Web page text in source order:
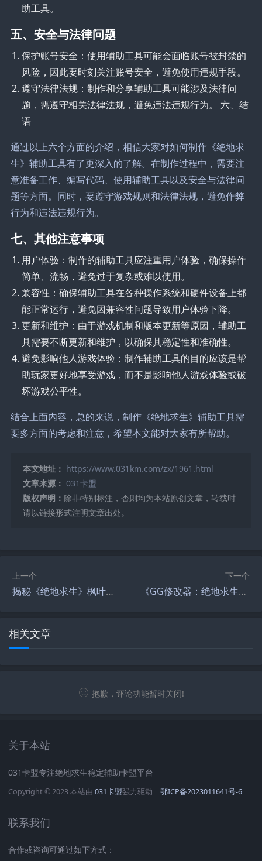
助工具。
五、安全与法律问题
保护账号安全：使用辅助工具可能会面临账号被封禁的
风险，因此要时刻关注账号安全，避免使用违规手段。
遵守法律法规：制作和分享辅助工具可能涉及法律问
题，需遵守相关法律法规，避免违法违规行为。 六、结
语
通过以上六个方面的介绍，相信大家对如何制作《绝地求
生》辅助工具有了更深入的了解。在制作过程中，需要注
意准备工作、编写代码、使用辅助工具以及安全与法律问
题等方面。同时，要遵守游戏规则和法律法规，避免作弊
行为和违法违规行为。
七、其他注意事项
用户体验：制作的辅助工具应注重用户体验，确保操作
简单、流畅，避免过于复杂或难以使用。
兼容性：确保辅助工具在各种操作系统和硬件设备上都
能正常运行，避免因兼容性问题导致用户体验下降。
更新和维护：由于游戏机制和版本更新等原因，辅助工
具需要不断更新和维护，以确保其稳定性和准确性。
避免影响他人游戏体验：制作辅助工具的目的应该是帮
助玩家更好地享受游戏，而不是影响他人游戏体验或破
坏游戏公平性。
结合上面内容，总的来说，制作《绝地求生》辅助工具需
要多方面的考虑和注意，希望本文能对大家有所帮助。
本文地址： https://www.031km.com/zx/1961.html
文章来源： 031卡盟
版权声明： 除非特别标注，否则均为本站原创文章，转载时
请以链接形式注明文章出处。
上一个
揭秘《绝地求生》枫叶卡盟：游戏内外的生存策略与资源获取
下一个
《GG修改器：绝地求生手游辅助的深度解析》-探索GG修改器如何辅助绝地求生手游玩家提升游戏体验
相关文章
抱歉，评论功能暂时关闭!
关于本站
031卡盟专注绝地求生稳定辅助卡盟平台
Copyright © 2023 本站由 031卡盟强力驱动 鄂ICP备2023011641号-6
联系我们
合作或咨询可通过如下方式：